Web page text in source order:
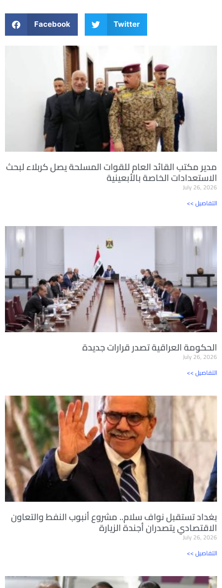
Facebook Twitter
مدير مكتب القائد العام للقوات المسلحة يصل كربلاء لبحث
الاستعدادات الخاصة بالأبعينية
July 26, 2026
<< التفاصيل
الحكومة العراقية تصدر قرارات جديدة
July 26, 2026
<< التفاصيل
بغداد تستقبل نواف سلام.. مشروع أنبوب النفط والتعاون
الاقتصادي يتصدران أجندة الزيارة
July 26, 2026
<< التفاصيل